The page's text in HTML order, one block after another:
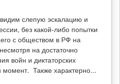
слепую эскалацию и
без какой-либо попытки
с обществом в РФ на
на достаточно
войн и диктаторских
Также характерно...